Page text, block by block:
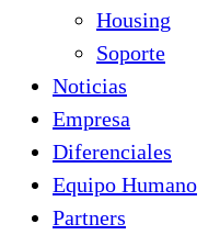
Housing
Soporte
Noticias
Empresa
Diferenciales
Equipo Humano
Partners